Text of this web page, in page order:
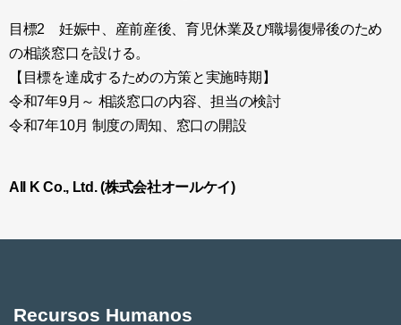
目標2 妊娠中、産前産後、育児休業及び職場復帰後のため
の相談窓口を設ける。
【目標を達成するための方策と実施時期】
令和7年9月～ 相談窓口の内容、担当の検討
令和7年10月 制度の周知、窓口の開設
All K Co., Ltd. (株式会社オールケイ)
Recursos Humanos